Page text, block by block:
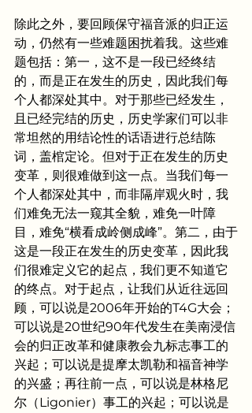
除此之外，要回顾保守福音派的归正运
动，仍然有一些难题困扰着我。这些难
题包括：第一，这不是一段已经终结
的，而是正在发生的历史，因此我们每
个人都深处其中。对于那些已经发生，
且已经完结的历史，历史学家们可以非
常坦然的用结论性的话语进行总结陈
词，盖棺定论。但对于正在发生的历史
变革，则很难做到这一点。当我们每一
个人都深处其中，而非隔岸观火时，我
们难免无法一窥其全貌，难免一叶障
目，难免“横看成岭侧成峰”。第二，由于
这是一段正在发生的历史变革，因此我
们很难定义它的起点，我们更不知道它
的终点。对于起点，让我们从近往远回
顾，可以说是2006年开始的T4G大会；
可以说是20世纪90年代发生在美南浸信
会的归正改革和健康教会九标志事工的
兴起；可以说是提摩太凯勒和福音神学
的兴盛；再往前一点，可以说是林格尼
尔（Ligonier）事工的兴起；可以说是